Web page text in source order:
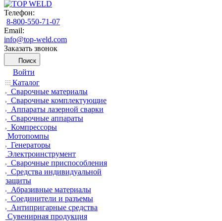
Телефон:
8-800-550-71-07
Email:
info@top-weld.com
Заказать звонок
Поиск
Войти
Каталог
Сварочные материалы
Сварочные комплектующие
Аппараты лазерной сварки
Сварочные аппараты
Компрессоры
Мотопомпы
Генераторы
Электроинструмент
Сварочные приспособления
Средства индивидуальной
защиты
Абразивные материалы
Соединители и разъемы
Антипригарные средства
Сувенирная продукция